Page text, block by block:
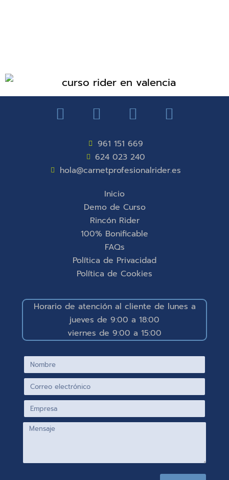
961 151 669
624 023 240
hola@carnetprofesionalrider.es
Inicio
Demo de Curso
Rincón Rider
100% Bonificable
FAQs
Política de Privacidad
Política de Cookies
Horario de atención al cliente de lunes a
jueves de 9:00 a 18:00
viernes de 9:00 a 15:00